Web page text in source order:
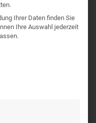
Ihrer Daten finden Sie
Ihre Auswahl jederzeit
für die eine